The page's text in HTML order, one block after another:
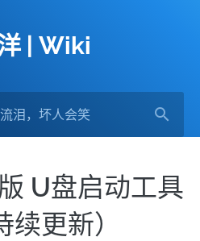
| Wiki
U盘启动工具
更新）